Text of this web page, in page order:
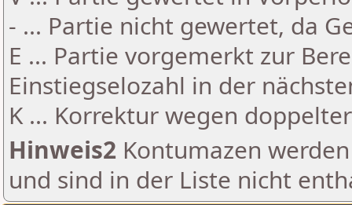
- ... Partie nicht gewertet, da
E ... Partie vorgemerkt zur
Einstiegselozahl in der
K ... Korrektur wegen
Hinweis2 Kontumazen
und sind in der Liste nicht